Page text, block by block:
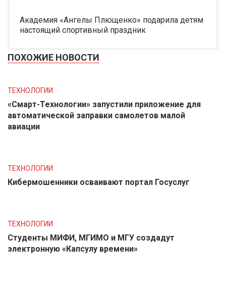
Академия «Ангелы Плющенко» подарила детям
настоящий спортивный праздник
ПОХОЖИЕ НОВОСТИ
ТЕХНОЛОГИИ
«Смарт-Технологии» запустили приложение для
автоматической заправки самолетов малой
авиации
ТЕХНОЛОГИИ
Кибермошенники осваивают портал Госуслуг
ТЕХНОЛОГИИ
Студенты МИФИ, МГИМО и МГУ создадут
электронную «Капсулу времени»